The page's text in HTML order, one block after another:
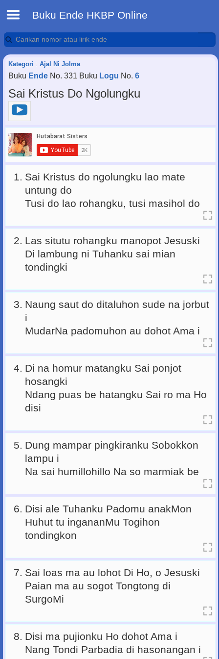
Buku Ende HKBP Online
Kategori : Ajal Ni Jolma
Buku Ende No. 331 Buku Logu No. 6
Sai Kristus Do Ngolungku
1. Sai Kristus do ngolungku lao mate
untung do
Tusi do lao rohangku, tusi masihol do
2. Las situtu rohangku manopot Jesuski
Di lambung ni Tuhanku sai mian
tondingki
3. Naung saut do ditaluhon sude na jorbut
i
MudarNa padomuhon au dohot Ama i
4. Di na homur matangku Sai ponjot
hosangki
Ndang puas be hatangku Sai ro ma Ho
disi
5. Dung mampar pingkiranku Sobokkon
lampu i
Na sai humillohillo Na so marmiak be
6. Disi ale Tuhanku Padomu anakMon
Huhut tu ingananMu Togihon
tondingkon
7. Sai loas ma au lohot Di Ho, o Jesuski
Paian ma au sogot Tongtong di
SurgoMi
8. Disi ma pujionku Ho dohot Ama i
Nang Tondi Parbadia di hasonangan i